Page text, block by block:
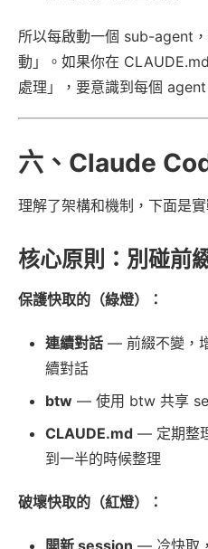
所以每啟動一個 sub-agent
動」。如果你在
處理」，要意識到每個
六、Claude
理解了架構和機制，下面是實
核心原則：別碰前
保護快取的（綠燈）：
連續對話 — 前綴不變，
續對話
btw — 使用 btw 共享
CLAUDE.md — 定期整
到一半的時候整理
破壞快取的（紅燈）：
開新 session — 冷快取